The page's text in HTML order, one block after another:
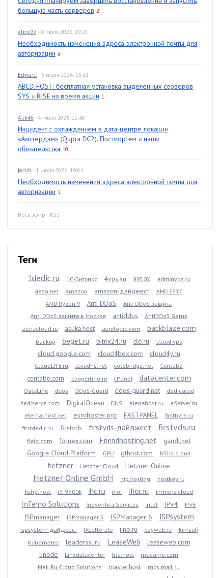
большую часть серверов 2
alice2k · 8 июля 2026, 19:20
Необходимость изменения адреса электронной почты для
авторизации 3
Edward · 8 июля 2026, 16:32
ABCD.HOST: бесплатная установка выделенных серверов
SYS и RISE на время акции 1
Alik46 · 4 июля 2026, 22:40
Инцидент с охлаждением в дата-центре локации
«Амстердам» (Qupra DC2). Постмортем и наши
обязательства 10
jackb · 1 июля 2026, 19:04
Необходимость изменения адреса электронной почты для
авторизации 1
Весь эфир · RSS
Теги
1dedic.ru 1С-Битрикс 4vps.su 9950X
adminvps.ru
aeza.net
Amazon amazon-дайджест
AMD EPYC
AMD Ryzen 9
Anti DDoS
Anti DDoS защита
Anti DDoS защита в Москве
antiddos
AntiDDoS Game
astracloud.ru
asuka.host aurologic.com backblaze.com
backup beget.ru bitrix24.ru clo.ru cloud vps
cloud.google.com cloud4box.com cloud4y.ru
CloudLITE.ru cloudns.net colobridge.net Contabo
contabo.com coopertino.ru cPanel datacenter.com
DataLine ddos DDoS-Guard ddos-guard.net
dedicated
dediserve.com
DigitalOcean DNS elenahost.ru
eServer.ru
eternalhost.net
eurohoster.org FASTPANEL
firstbyte.ru
firstdedic.ru
firstvds firstvds-дайджест firstvds.ru
fleio.com fornex.com Friendhosting.net
gandi.net
Google Cloud Platform
GPU gthost.com h3llo.cloud
hetzner Hetzner Cloud Hetzner Online
Hetzner Online GmbH hip.hosting
hostkey.ru
hshp.host
i9-9900k ihc.ru ihor ihor.ru immers.cloud
Inferno Solutions Inoventica Services intel IPv4 IPv6
ISPmanager ISPManager 5 ISPManager 6 ISPsystem
ispsystem-дайджест IXcellerate jino.ru keyweb.ru
kimsufi
Kubernetes
leaderssl.ru LeaseWeb
leaseweb.com
linode
Linxdatacenter lite.host
macarne.com
Mail.Ru Cloud Solutions
masterhost
mcs.mail.ru